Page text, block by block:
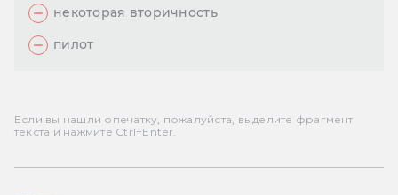
некоторая вторичность
пилот
Если вы нашли опечатку, пожалуйста, выделите фрагмент
текста и нажмите Ctrl+Enter.